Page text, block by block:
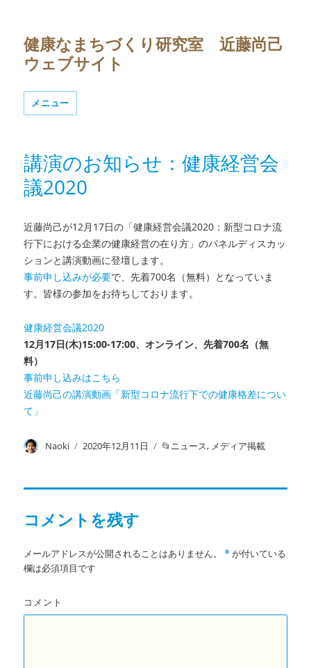
健康なまちづくり研究室 近藤尚己
ウェブサイト
メニュー
講演のお知らせ：健康経営会
議2020
近藤尚己が12月17日の「健康経営会議2020：新型コロナ流
行下における企業の健康経営の在り方」のパネルディスカッ
ションと講演動画に登壇します。
事前申し込みが必要で、先着700名（無料）となっていま
す。皆様の参加をお待ちしております。
健康経営会議2020
12月17日(木)15:00-17:00、オンライン、先着700名（無
料）
事前申し込みはこちら
近藤尚己の講演動画「新型コロナ流行下での健康格差につい
て」
投
Naoki
投
2020年12月11日
カ
リ
ニュース, メディア掲載
コメントを残す
メールアドレスが公開されることはありません。 *が付いている
欄は必須項目です
コメント